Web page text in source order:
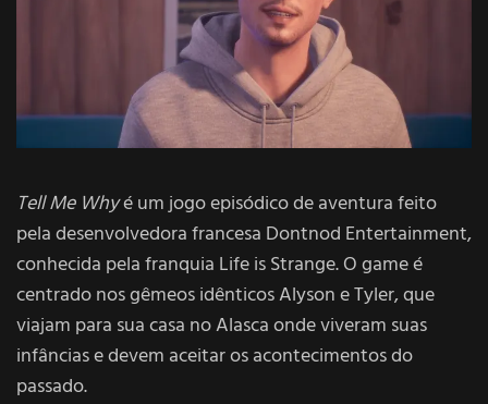
Tell Me Whyé um jogo episódico de aventura feito
pela desenvolvedora francesa Dontnod Entertainment,
conhecida pela franquia Life is Strange. O game é
centrado nos gêmeos idênticos Alyson e Tyler, que
viajam para sua casa no Alasca onde viveram suas
infâncias e devem aceitar os acontecimentos do
passado.